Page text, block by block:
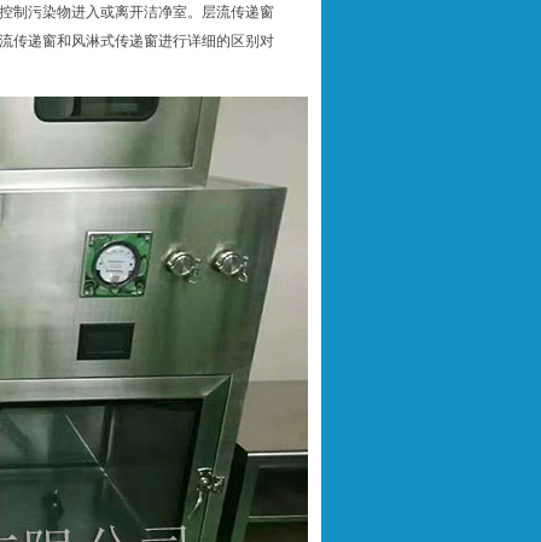
制污染物进入或离开洁净室。层流传递窗
传递窗和风淋式传递窗进行详细的区别对